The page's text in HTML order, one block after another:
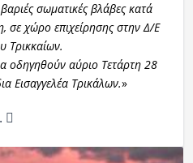
σωματικές βλάβες κατά
σε χώρο επιχείρησης στην Δ/Ε
Τρικκαίων.
οδηγηθούν αύριο Τετάρτη 28
Εισαγγελέα Τρικάλων.»